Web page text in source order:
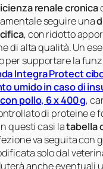
renale cronica
seguire una
, con ridotto
di alta qualità. Un
per supportare la
Integra Protect
umido in caso di
pollo, 6 x 400 g,
di proteine e
questi casi latabella
va seguita con
solo dal
anche eventuali